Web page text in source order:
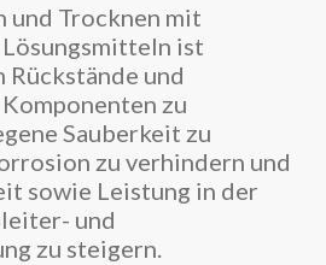
und Trocknen mit
ist
Rückstände und
zu
Sauberkeit zu
zu verhindern und
sowie Leistung in der
und
zu steigern.